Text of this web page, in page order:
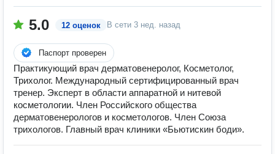
5.0 12 оценок В сети 3 нед. назад
Паспорт проверен
Практикующий врач дерматовенеролог, Косметолог,
Трихолог. Международный сертифицированный врач
тренер. Эксперт в области аппаратной и нитевой
косметологии. Член Российского общества
дерматовенерологов и косметологов. Член Союза
трихологов. Главный врач клиники «Бьютискин боди».